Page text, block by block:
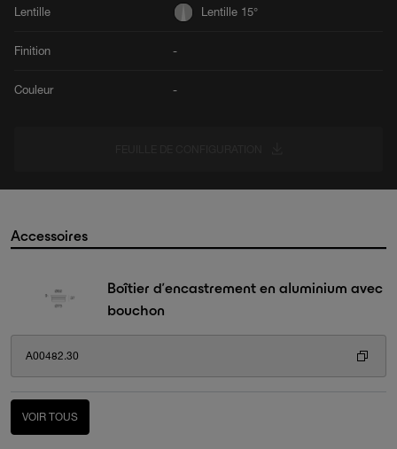
Lentille Lentille 15°
Finition -
Couleur -
Accessoires
Boîtier d’encastrement en aluminium avec
bouchon
A00482.30
VOIR TOUS